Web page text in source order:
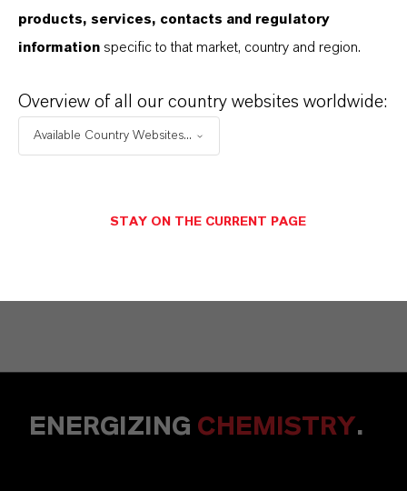
Commercial Contact
Mannheim
+49 6218907254
メッセージを送信
ENERGIZING CHEMISTRY.
products, services, contacts and regulatory
information specific to that market, country and region.
Overview of all our country websites worldwide:
Available Country Websites...
STAY ON THE CURRENT PAGE